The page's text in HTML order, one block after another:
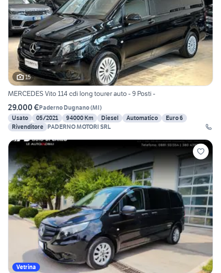
15
MERCEDES Vito 114 cdi long tourer auto - 9 Posti -
29.000 €Paderno Dugnano(MI)
Usato
05/2021 94000 Km Diesel Automatico
Euro 6
Rivenditore PADERNO MOTORI SRL
Vetrina